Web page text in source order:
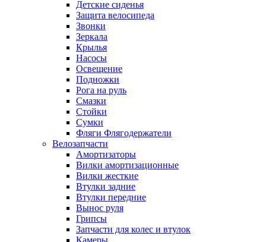
Детские сиденья
Защита велосипеда
Звонки
Зеркала
Крылья
Насосы
Освещение
Подножки
Рога на руль
Смазки
Стойки
Сумки
Фляги Флягодержатели
Велозапчасти
Амортизаторы
Вилки амортизационные
Вилки жесткие
Втулки задние
Втулки передние
Вынос руля
Грипсы
Запчасти для колес и втулок
Камеры